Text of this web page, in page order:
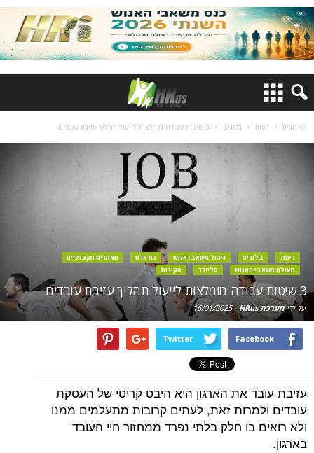
דף הבית דעות בלוגים 3 שיטות עבודה מומלצות לייעול תהליך עזיבת עובדים
דעות בלוגים ניהול משאבי אנוש כח אדם
מאמרים מקצועיים
מעולם משאבי האנוש
סליידר סקירות
3 שיטות עבודה מומלצות לייעול תהליך עזיבת עובדים
על ידימערכת HRus -
16/01/2025
Facebook
Twitter
עזיבת עובד את הארגון היא היבט קריטי של העסקת
עובדים ולמרות זאת, לעתים קרובות מתעלמים ממנו
ולא רואים בו חלק בלתי נפרד ממחזור חיי העובד
בארגון.